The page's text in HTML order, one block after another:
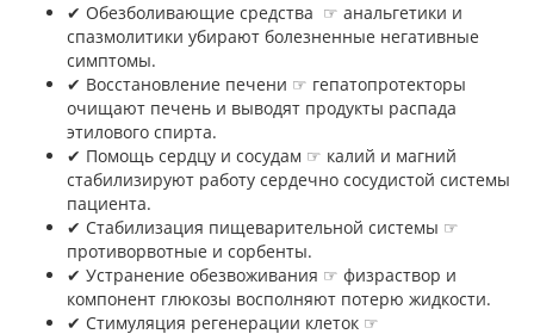
✔︎ Обезболивающие средства ☞ анальгетики и
спазмолитики убирают болезненные негативные
симптомы.
✔︎ Восстановление печени ☞ гепатопротекторы
очищают печень и выводят продукты распада
этилового спирта.
✔︎ Помощь сердцу и сосудам ☞ калий и магний
стабилизируют работу сердечно сосудистой системы
пациента.
✔︎ Стабилизация пищеварительной системы ☞
противорвотные и сорбенты.
✔︎ Устранение обезвоживания ☞ физраствор и
компонент глюкозы восполняют потерю жидкости.
✔︎ Стимуляция регенерации клеток ☞